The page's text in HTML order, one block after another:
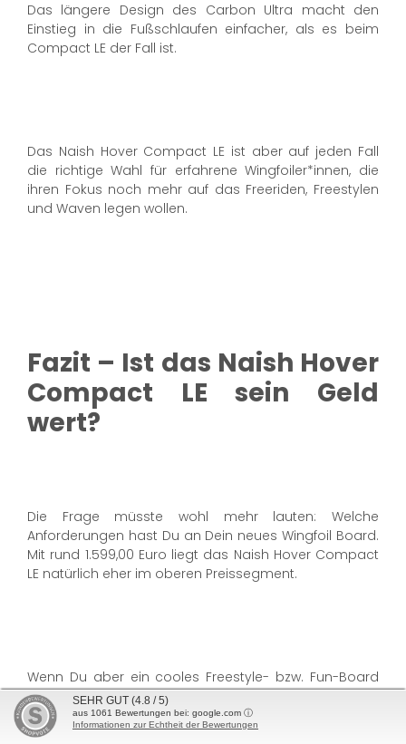
Das längere Design des Carbon Ultra macht den
Einstieg in die Fußschlaufen einfacher, als es beim
Compact LE der Fall ist.
Das Naish Hover Compact LE ist aber auf jeden Fall
die richtige Wahl für erfahrene Wingfoiler*innen, die
ihren Fokus noch mehr auf das Freeriden, Freestylen
und Waven legen wollen.
Fazit – Ist das Naish Hover
Compact LE sein Geld
wert?
Die Frage müsste wohl mehr lauten: Welche
Anforderungen hast Du an Dein neues Wingfoil Board.
Mit rund 1.599,00 Euro liegt das Naish Hover Compact
LE natürlich eher im oberen Preissegment.
Wenn Du aber ein cooles Freestyle- bzw. Fun-Board
suchst, über mehr Erfahrung im Wingfoilen verfügst
und auf ein kleineres Board umsteigen willst ... dann ist
das
Naish Hover Compact LEdie ideale Wahl für Dich!
SEHR GUT (4.8 / 5)
aus 1061 Bewertungen bei: google.com ⓘ
Informationen zur Echtheit der Bewertungen